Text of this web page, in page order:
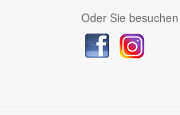
Oder Sie